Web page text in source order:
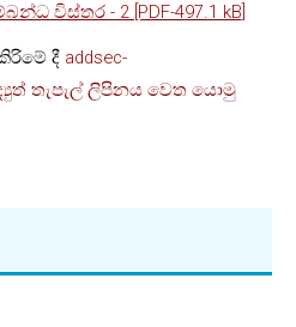
විස්තර - 2 [PDF-497.1 kB]
දී addsec-
තැපැල් ලිපිනය වෙත යොමු